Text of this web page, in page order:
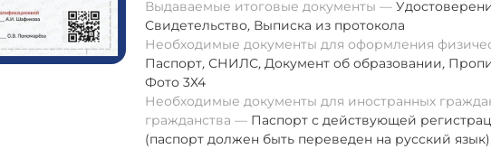
Выдаваемые итоговые документы
Свидетельство, Выписка из протокола
Необходимые документы для оформления
Паспорт, СНИЛС, Документ об образовании,
Фото 3Х4
Необходимые документы для иностранных
гражданства
Паспорт с действующей
(паспорт должен быть переведен на русский